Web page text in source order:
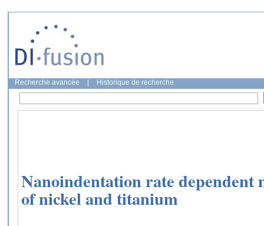
Recherche avancée Historique de recherche
Nanoindentation rate dependent
of nickel and titanium